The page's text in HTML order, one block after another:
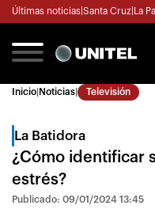
Últimas noticias Santa Cruz La
Inicio Noticias Televisión
La Batidora
¿Cómo identificar
estrés?
Publicado: 09/01/2024 13:45